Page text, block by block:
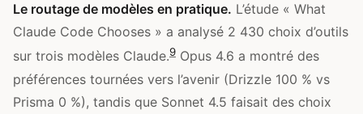
Le routage de modèles en pratique. L’étude « What
Claude Code Chooses » a analysé 2 430 choix d’outils
sur trois modèles Claude.9 Opus 4.6 a montré des
préférences tournées vers l’avenir (Drizzle 100 % vs
Prisma 0 %), tandis que Sonnet 4.5 faisait des choix